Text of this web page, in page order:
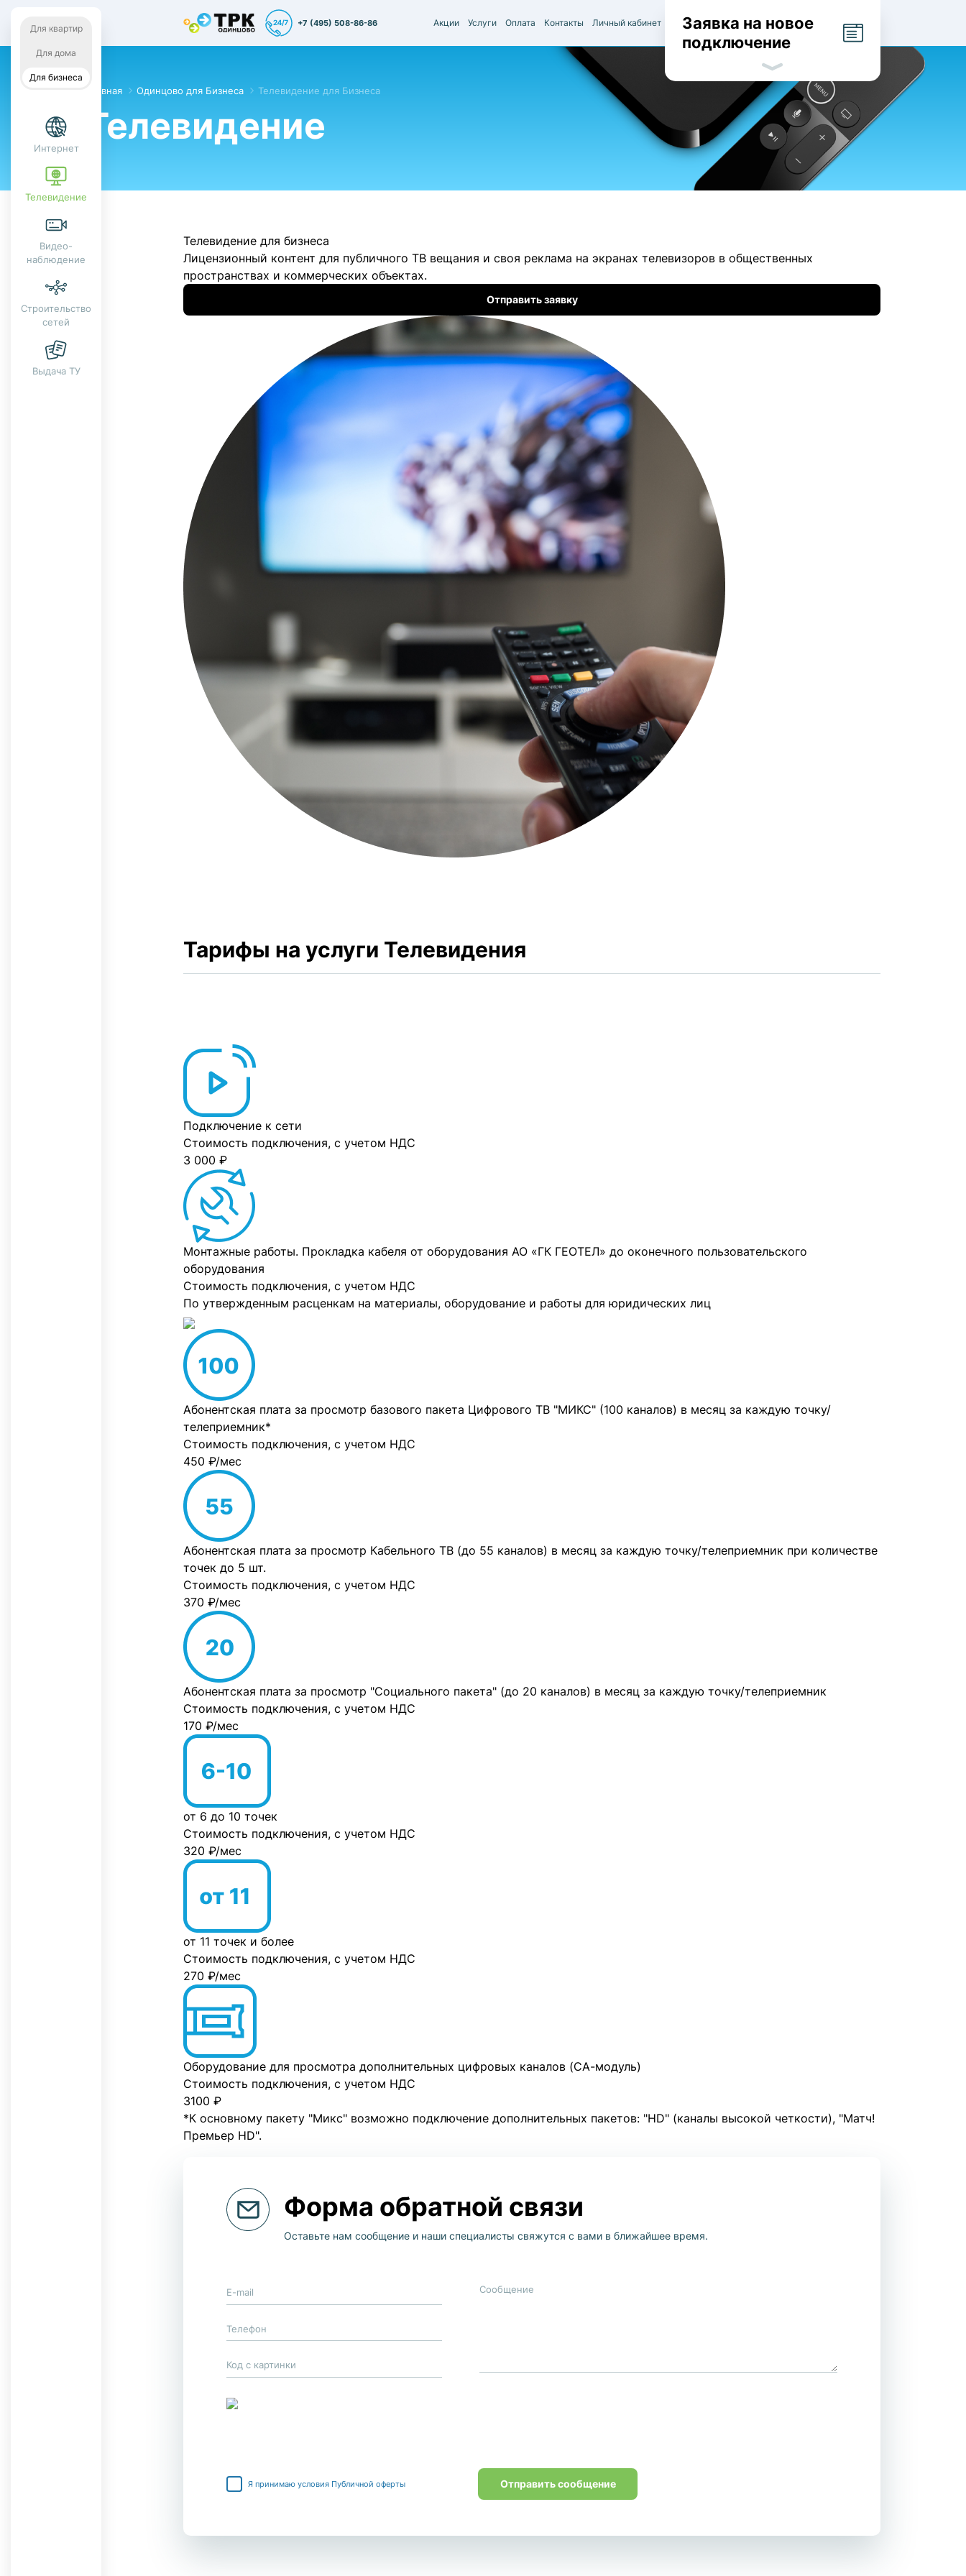
Для квартир
Для дома
Для бизнеса
Интернет
Телевидение
Видео-
наблюдение
Строительство
сетей
Выдача ТУ
+7 (495) 508-86-86 Акции Услуги Оплата Контакты Личный кабинет
Заявка на новое
подключение
Главная Одинцово для Бизнеса Телевидение для Бизнеса
Телевидение
Телевидение для бизнеса
Лицензионный контент для публичного ТВ вещания и своя реклама на экранах телевизоров в общественных
пространствах и коммерческих объектах.
Отправить заявку
Тарифы на услуги Телевидения
Подключение к сети
Стоимость подключения, с учетом НДС
3 000 ₽
Монтажные работы. Прокладка кабеля от оборудования АО «ГК ГЕОТЕЛ» до оконечного пользовательского
оборудования
Стоимость подключения, с учетом НДС
По утвержденным расценкам на материалы, оборудование и работы для юридических лиц
Абонентская плата за просмотр базового пакета Цифрового ТВ "МИКС" (100 каналов) в месяц за каждую точку/
телеприемник*
Стоимость подключения, с учетом НДС
450 ₽/мес
Абонентская плата за просмотр Кабельного ТВ (до 55 каналов) в месяц за каждую точку/телеприемник при количестве
точек до 5 шт.
Стоимость подключения, с учетом НДС
370 ₽/мес
Абонентская плата за просмотр "Социального пакета" (до 20 каналов) в месяц за каждую точку/телеприемник
Стоимость подключения, с учетом НДС
170 ₽/мес
от 6 до 10 точек
Стоимость подключения, с учетом НДС
320 ₽/мес
от 11 точек и болеe
Стоимость подключения, с учетом НДС
270 ₽/мес
Оборудование для просмотра дополнительных цифровых каналов (СА-модуль)
Стоимость подключения, с учетом НДС
3100 ₽
*К основному пакету "Микс" возможно подключение дополнительных пакетов: "HD" (каналы высокой четкости), "Матч!
Премьер HD".
Форма обратной связи
Оставьте нам сообщение и наши специалисты свяжутся с вами в ближайшее время.
Я принимаю условия Публичной оферты Отправить сообщение